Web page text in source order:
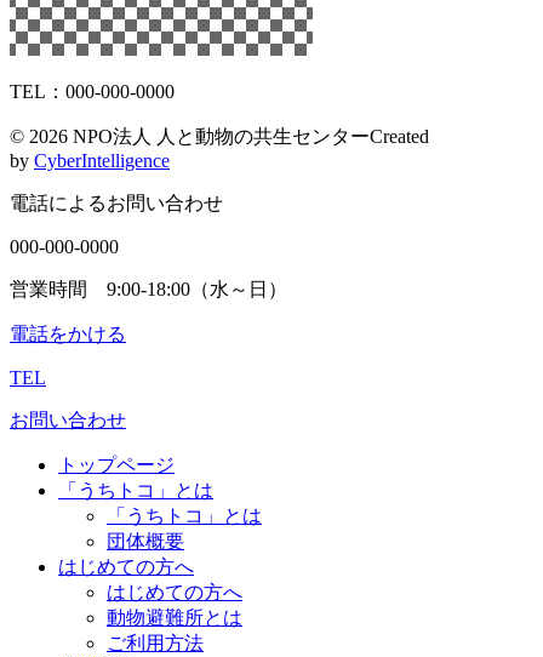
TEL：000-000-0000
© 2026 NPO法人 人と動物の共生センターCreated
by CyberIntelligence
電話によるお問い合わせ
000-000-0000
営業時間 9:00-18:00（水～日）
電話をかける
TEL
お問い合わせ
トップページ
「うちトコ」とは
「うちトコ」とは
団体概要
はじめての方へ
はじめての方へ
動物避難所とは
ご利用方法